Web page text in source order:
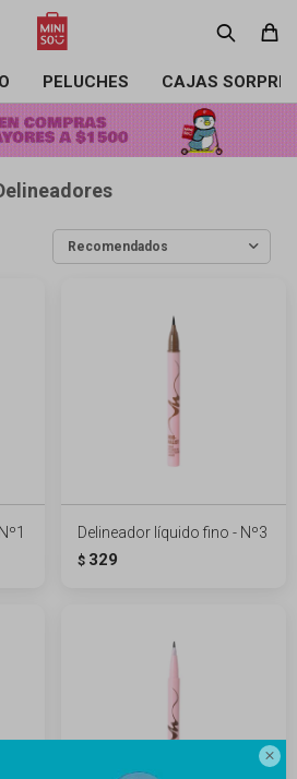

PELUCHES CAJAS
Recomendados
Delineador líquido fino - Nº3
$ 329